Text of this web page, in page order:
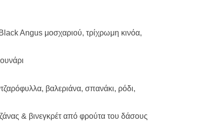
Angus μοσχαριού, τρίχρωμη κινόα,
βαλεριάνα, σπανάκι, ρόδι,
& βινεγκρέτ από φρούτα του δάσους